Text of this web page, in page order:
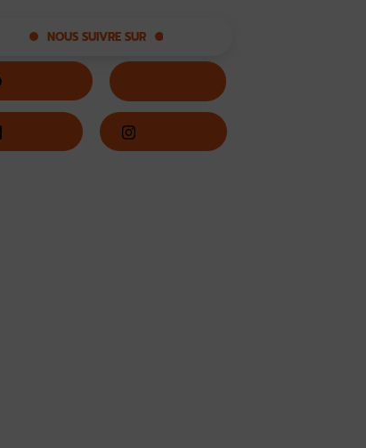
NOUS SUIVRE SUR
LinkedIn Instagram